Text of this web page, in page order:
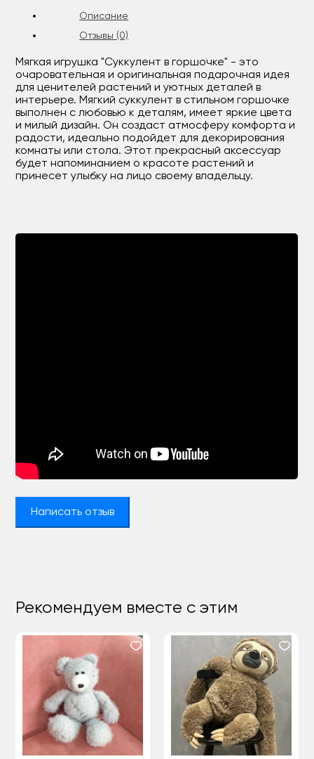
Описание
Отзывы (0)
Мягкая игрушка "Суккулент в горшочке" - это
очаровательная и оригинальная подарочная идея
для ценителей растений и уютных деталей в
интерьере. Мягкий суккулент в стильном горшочке
выполнен с любовью к деталям, имеет яркие цвета
и милый дизайн. Он создаст атмосферу комфорта и
радости, идеально подойдет для декорирования
комнаты или стола. Этот прекрасный аксессуар
будет напоминанием о красоте растений и
принесет улыбку на лицо своему владельцу.
Написать отзыв
Рекомендуем вместе с этим